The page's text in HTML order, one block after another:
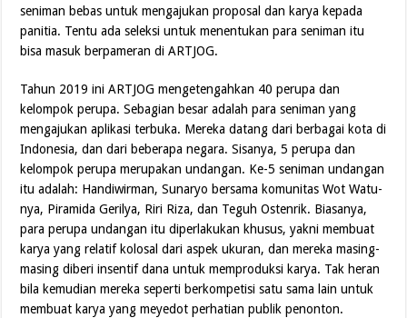
seniman bebas untuk mengajukan proposal dan karya kepada
panitia. Tentu ada seleksi untuk menentukan para seniman itu
bisa masuk berpameran di ARTJOG.
Tahun 2019 ini ARTJOG mengetengahkan 40 perupa dan
kelompok perupa. Sebagian besar adalah para seniman yang
mengajukan aplikasi terbuka. Mereka datang dari berbagai kota di
Indonesia, dan dari beberapa negara. Sisanya, 5 perupa dan
kelompok perupa merupakan undangan. Ke-5 seniman undangan
itu adalah: Handiwirman, Sunaryo bersama komunitas Wot Watu-
nya, Piramida Gerilya, Riri Riza, dan Teguh Ostenrik. Biasanya,
para perupa undangan itu diperlakukan khusus, yakni membuat
karya yang relatif kolosal dari aspek ukuran, dan mereka masing-
masing diberi insentif dana untuk memproduksi karya. Tak heran
bila kemudian mereka seperti berkompetisi satu sama lain untuk
membuat karya yang meyedot perhatian publik penonton.